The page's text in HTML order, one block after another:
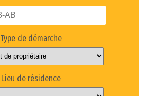
Type de démarche
Lieu de résidence